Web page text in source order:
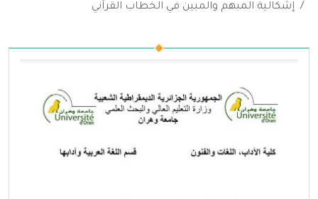
إشكالية المبهم والمبين في الخطاب القرآني